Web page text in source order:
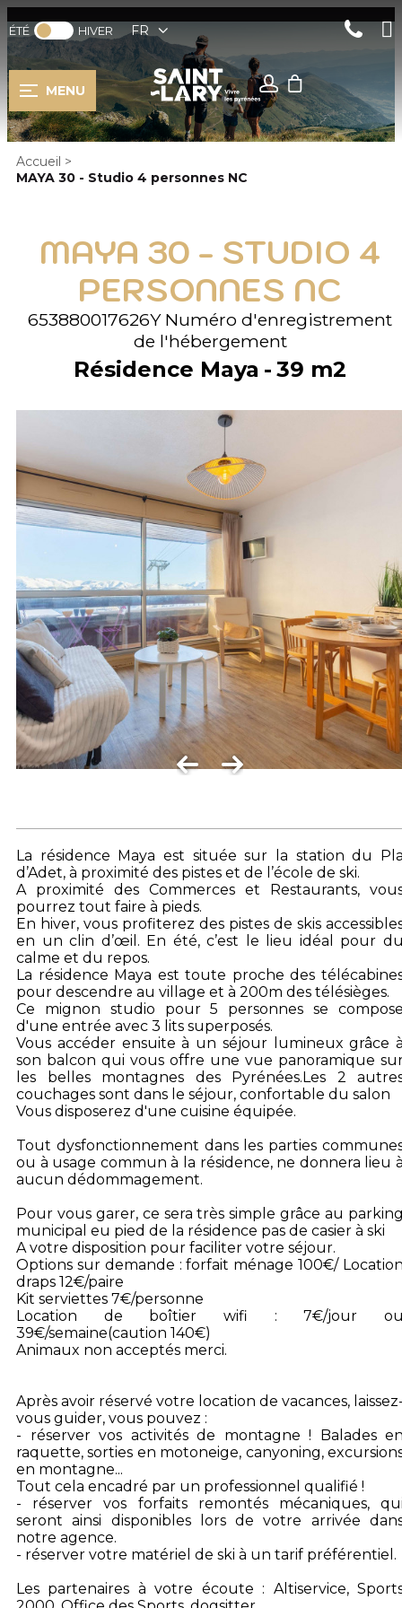
ÉTÉ HIVER FR
MENU
Accueil >
MAYA 30 - Studio 4 personnes NC
MAYA 30 - STUDIO 4
PERSONNES NC
653880017626Y Numéro d'enregistrement
de l'hébergement
Résidence Maya 39 m2
La résidence Maya est située sur la station du
d’Adet, à proximité des pistes et de l’école de ski.
A proximité des Commerces et Restaurants,
pourrez tout faire à pieds.
En hiver, vous profiterez des pistes de skis
en un clin d’œil. En été, c’est le lieu idéal pour
calme et du repos.
La résidence Maya est toute proche des
pour descendre au village et à 200m des télésièges.
Ce mignon studio pour 5 personnes se
d'une entrée avec 3 lits superposés.
Vous accéder ensuite à un séjour lumineux grâce
son balcon qui vous offre une vue panoramique
les belles montagnes des Pyrénées.Les 2
couchages sont dans le séjour, confortable du salon
Vous disposerez d'une cuisine équipée.
Tout dysfonctionnement dans les parties
ou à usage commun à la résidence, ne donnera lieu
aucun dédommagement.
Pour vous garer, ce sera très simple grâce au
municipal eu pied de la résidence pas de casier à ski
A votre disposition pour faciliter votre séjour.
Options sur demande : forfait ménage 100€/
draps 12€/paire
Kit serviettes 7€/personne
Location de boîtier wifi : 7€/jour
39€/semaine(caution 140€)
Animaux non acceptés merci.
Après avoir réservé votre location de vacances,
vous guider, vous pouvez :
- réserver vos activités de montagne ! Balades
raquette, sorties en motoneige, canyoning,
en montagne...
Tout cela encadré par un professionnel qualifié !
- réserver vos forfaits remontés mécaniques,
seront ainsi disponibles lors de votre arrivée
notre agence.
- réserver votre matériel de ski à un tarif préférentiel.
Les partenaires à votre écoute : Altiservice,